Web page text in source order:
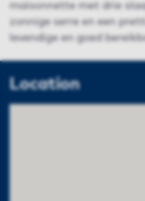
maisonnette met drie
zonnige serre en een
levendige en goed
Location